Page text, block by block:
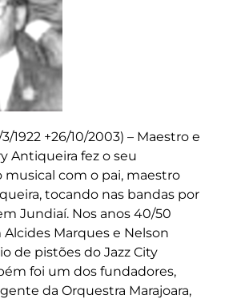
3/1922 +26/10/2003) – Maestro e
Antiqueira fez o seu
musical com o pai, maestro
tocando nas bandas por
Jundiaí. Nos anos 40/50
Marques e Nelson
de pistões do Jazz City
foi um dos fundadores,
da Orquestra Marajoara,